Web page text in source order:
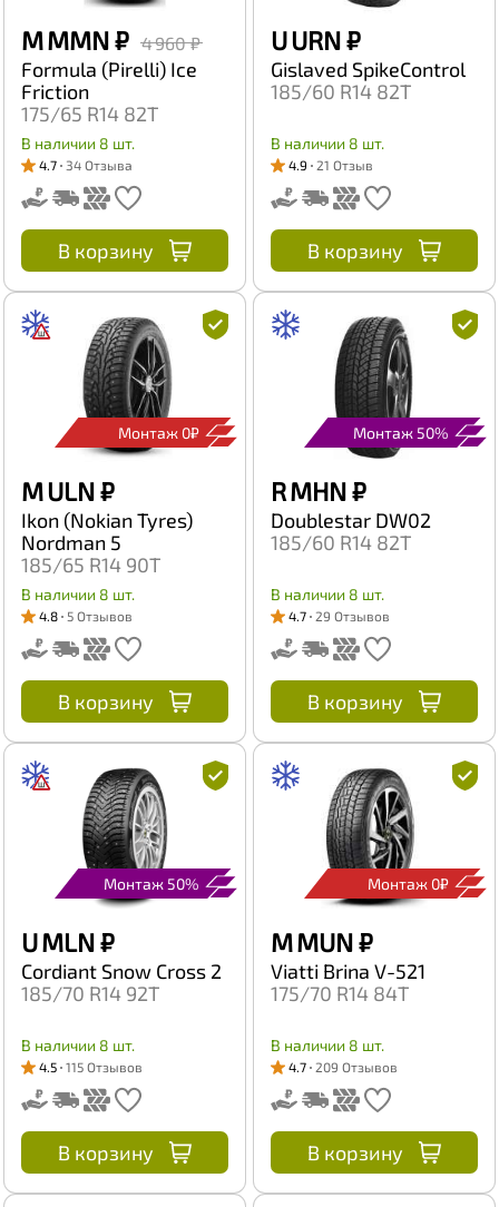
M MMN₽ 4 960 ₽
Formula (Pirelli) Ice
Friction
175/65 R14 82T
В наличии 8 шт.
4.7 34 Отзыва
В корзину
U URN₽
Gislaved SpikeControl
185/60 R14 82T
В наличии 8 шт.
4.9 21 Отзыв
В корзину
Монтаж 0₽
M ULN₽
Ikon (Nokian Tyres)
Nordman 5
185/65 R14 90T
В наличии 8 шт.
4.8 5 Отзывов
В корзину
Монтаж 50%
R MHN₽
Doublestar DW02
185/60 R14 82T
В наличии 8 шт.
4.7 29 Отзывов
В корзину
Монтаж 50%
U MLN₽
Cordiant Snow Cross 2
185/70 R14 92T
В наличии 8 шт.
4.5 115 Отзывов
В корзину
Монтаж 0₽
M MUN₽
Viatti Brina V-521
175/70 R14 84T
В наличии 8 шт.
4.7 209 Отзывов
В корзину